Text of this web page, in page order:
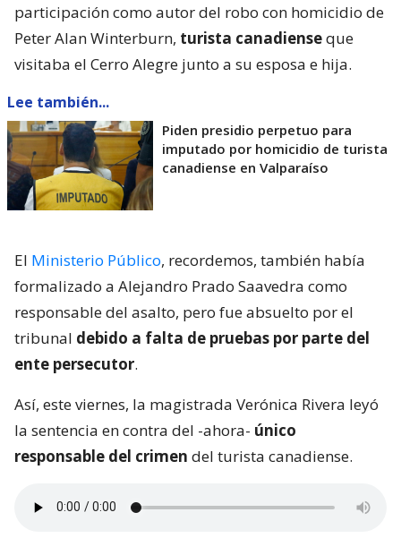
participación como autor del robo con homicidio de
Peter Alan Winterburn, turista canadienseque
visitaba el Cerro Alegre junto a su esposa e hija.
Lee también...
Piden presidio perpetuo para
imputado por homicidio de turista
canadiense en Valparaíso
El Ministerio Público, recordemos, también había
formalizado a Alejandro Prado Saavedra como
responsable del asalto, pero fue absuelto por el
tribunal debido a falta de pruebas por parte del
ente persecutor.
Así, este viernes, la magistrada Verónica Rivera leyó
la sentencia en contra del -ahora- único
responsable del crimen del turista canadiense.